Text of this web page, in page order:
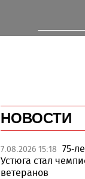
НОВОСТИ
7.08.2026 15:18 75-
Устюга стал
ветеранов